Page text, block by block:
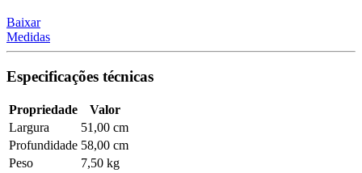
Baixar
Medidas
Especificações técnicas
Propriedade
Valor
Largura
51,00 cm
Profundidade 58,00 cm
Peso
7,50 kg